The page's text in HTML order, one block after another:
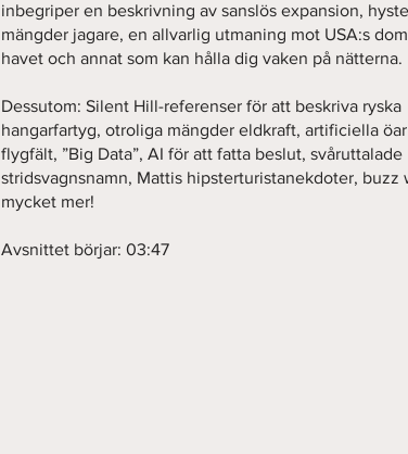
inbegriper en beskrivning av sanslös expansion,
mängder jagare, en allvarlig utmaning mot USA:s
havet och annat som kan hålla dig vaken på nätterna.
Dessutom: Silent Hill-referenser för att beskriva ryska
hangarfartyg, otroliga mängder eldkraft, artificiella
flygfält, ”Big Data”, AI för att fatta beslut, svåruttalade
stridsvagnsnamn, Mattis hipsterturistanekdoter, buzz
mycket mer!
Avsnittet börjar: 03:47